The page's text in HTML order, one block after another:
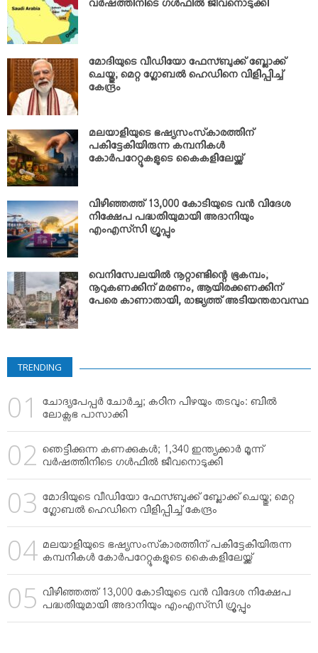
വര്‍ഷത്തിനിടെ ഗള്‍ഫില്‍ ജീവനൊടുക്കി
മോദിയുടെ വീഡിയോ ഫേസ്ബുക്ക് ബ്ലോക്ക്
ചെയ്തു; മെറ്റ ഗ്ലോബല്‍ ഹെഡിനെ വിളിപ്പിച്ച്
കേന്ദ്രം
മലയാളിയുടെ ഭഷ്യസംസ്‌കാരത്തിന്
പകിട്ടേകിയിരുന്ന കമ്പനികള്‍
കോര്‍പറേറ്റുകളുടെ കൈകളിലേയ്ക്ക്
വിഴിഞ്ഞത്ത് 13,000 കോടിയുടെ വന്‍ വിദേശ
നിക്ഷേപ പദ്ധതിയുമായി അദാനിയും
എംഎസ്‌സി ഗ്രൂപ്പും
വെനിസ്വേലയില്‍ നൂറ്റാണ്ടിന്റെ ഭൂകമ്പം;
നൂറുകണക്കിന് മരണം, ആയിരക്കണക്കിന്
പേരെ കാണാതായി, രാജ്യത്ത് അടിയന്തരാവസ്ഥ
TRENDING
ചോദ്യപേപ്പര്‍ ചോര്‍ച്ച; കഠിന പിഴയും തടവും: ബില്‍
ലോക്സഭ പാസാക്കി
ഞെട്ടിക്കുന്ന കണക്കുകള്‍; 1,340 ഇന്ത്യക്കാര്‍ മൂന്ന്
വര്‍ഷത്തിനിടെ ഗള്‍ഫില്‍ ജീവനൊടുക്കി
മോദിയുടെ വീഡിയോ ഫേസ്ബുക്ക് ബ്ലോക്ക് ചെയ്തു; മെറ്റ
ഗ്ലോബല്‍ ഹെഡിനെ വിളിപ്പിച്ച് കേന്ദ്രം
മലയാളിയുടെ ഭഷ്യസംസ്‌കാരത്തിന് പകിട്ടേകിയിരുന്ന
കമ്പനികള്‍ കോര്‍പറേറ്റുകളുടെ കൈകളിലേയ്ക്ക്
വിഴിഞ്ഞത്ത് 13,000 കോടിയുടെ വന്‍ വിദേശ നിക്ഷേപ
പദ്ധതിയുമായി അദാനിയും എംഎസ്‌സി ഗ്രൂപ്പും